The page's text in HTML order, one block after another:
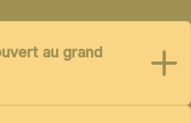
au grand